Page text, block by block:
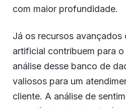
com maior profundidade.
Já os recursos avançados
artificial contribuem para
análise desse banco de
valiosos para um
cliente. A análise de